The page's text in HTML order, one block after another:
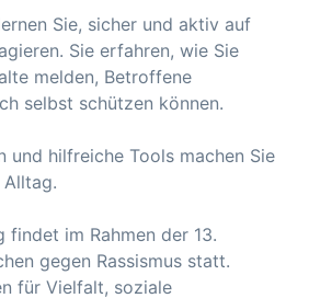
Sie, sicher und aktiv auf
Sie erfahren, wie Sie
melden, Betroffene
selbst schützen können.
und hilfreiche Tools machen Sie
findet im Rahmen der 13.
gegen Rassismus statt.
für Vielfalt, soziale